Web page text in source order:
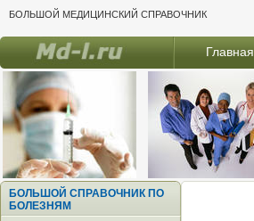
БОЛЬШОЙ МЕДИЦИНСКИЙ СПРАВОЧНИК
Главная
БОЛЬШОЙ СПРАВОЧНИК ПО
БОЛЕЗНЯМ